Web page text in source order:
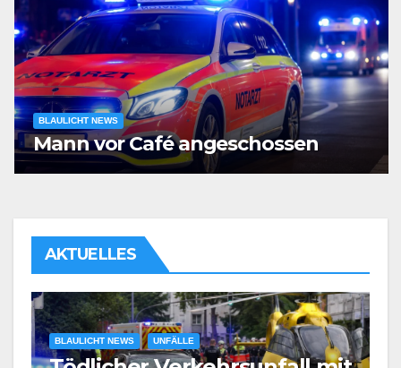
BLAULICHT NEWS
Mann vor Café angeschossen
AKTUELLES
BLAULICHT NEWS UNFÄLLE